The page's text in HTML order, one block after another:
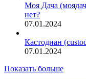
Моя Дача
нет?
07.01.2024
Кастодиан
07.01.2024
Показать больше